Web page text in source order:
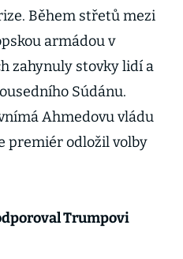
Během střetů mezi
armádou v
zahynuly stovky lidí a
Súdánu.
Ahmedovu vládu
premiér odložil volby
Trumpovi